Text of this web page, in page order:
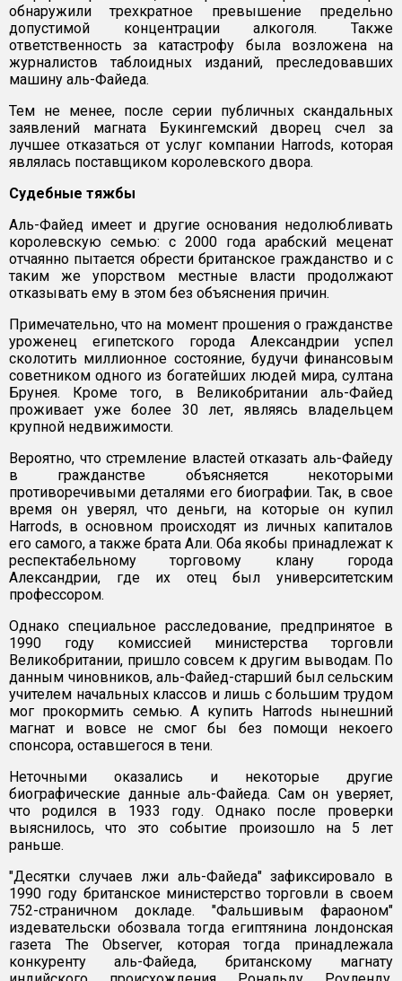
обнаружили трехкратное превышение предельно
допустимой концентрации алкоголя. Также
ответственность за катастрофу была возложена на
журналистов таблоидных изданий, преследовавших
машину аль-Файеда.
Тем не менее, после серии публичных скандальных
заявлений магната Букингемский дворец счел за
лучшее отказаться от услуг компании Harrods, которая
являлась поставщиком королевского двора.
Судебные тяжбы
Аль-Файед имеет и другие основания недолюбливать
королевскую семью: с 2000 года арабский меценат
отчаянно пытается обрести британское гражданство и с
таким же упорством местные власти продолжают
отказывать ему в этом без объяснения причин.
Примечательно, что на момент прошения о гражданстве
уроженец египетского города Александрии успел
сколотить миллионное состояние, будучи финансовым
советником одного из богатейших людей мира, султана
Брунея. Кроме того, в Великобритании аль-Файед
проживает уже более 30 лет, являясь владельцем
крупной недвижимости.
Вероятно, что стремление властей отказать аль-Файеду
в гражданстве объясняется некоторыми
противоречивыми деталями его биографии. Так, в свое
время он уверял, что деньги, на которые он купил
Harrods, в основном происходят из личных капиталов
его самого, а также брата Али. Оба якобы принадлежат к
респектабельному торговому клану города
Александрии, где их отец был университетским
профессором.
Однако специальное расследование, предпринятое в
1990 году комиссией министерства торговли
Великобритании, пришло совсем к другим выводам. По
данным чиновников, аль-Файед-старший был сельским
учителем начальных классов и лишь с большим трудом
мог прокормить семью. А купить Harrods нынешний
магнат и вовсе не смог бы без помощи некоего
спонсора, оставшегося в тени.
Неточными оказались и некоторые другие
биографические данные аль-Файеда. Сам он уверяет,
что родился в 1933 году. Однако после проверки
выяснилось, что это событие произошло на 5 лет
раньше.
"Десятки случаев лжи аль-Файеда" зафиксировало в
1990 году британское министерство торговли в своем
752-страничном докладе. "Фальшивым фараоном"
издевательски обозвала тогда египтянина лондонская
газета The Observer, которая тогда принадлежала
конкуренту аль-Файеда, британскому магнату